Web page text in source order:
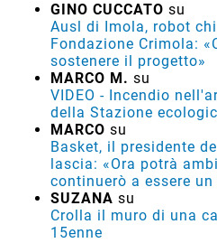
GINO CUCCATO su
Ausl di Imola, robot
Fondazione Crimola:
sostenere il progetto»
MARCO M. su
VIDEO - Incendio
della Stazione
MARCO su
Basket, il presidente
lascia: «Ora potrà
continuerò a essere
SUZANA su
Crolla il muro di una
15enne